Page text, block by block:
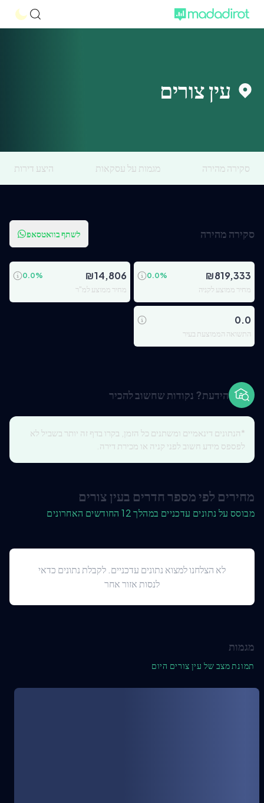
עין צורים
סקירה מהירה מגמות על עסקאות היצע דירות
סקירה מהירה לשתף בוואטסאפ
₪819,333
0.0%
מחיר ממוצע לקניה
₪14,806
0.0%
מחיר ממוצע למ"ר
0.0
התשואה הממוצעת בעיר
הידעת? נקודות שחשוב להכיר
*הנתונים דינאמיים ומשתנים כל הזמן, בקרו בדף זה יותר בשביל לא
לפספס מידע חשוב לפני קניה או מכירת דירה.
מחירים לפי מספר חדרים בעין צורים
מבוסס על נתונים עדכניים במהלך 12 החודשים האחרונים
לא הצלחנו למצוא נתונים עדכניים. לקבלת נתונים כדאי
לנסות אזור אחר
מגמות
תמונת מצב של עין צורים היום